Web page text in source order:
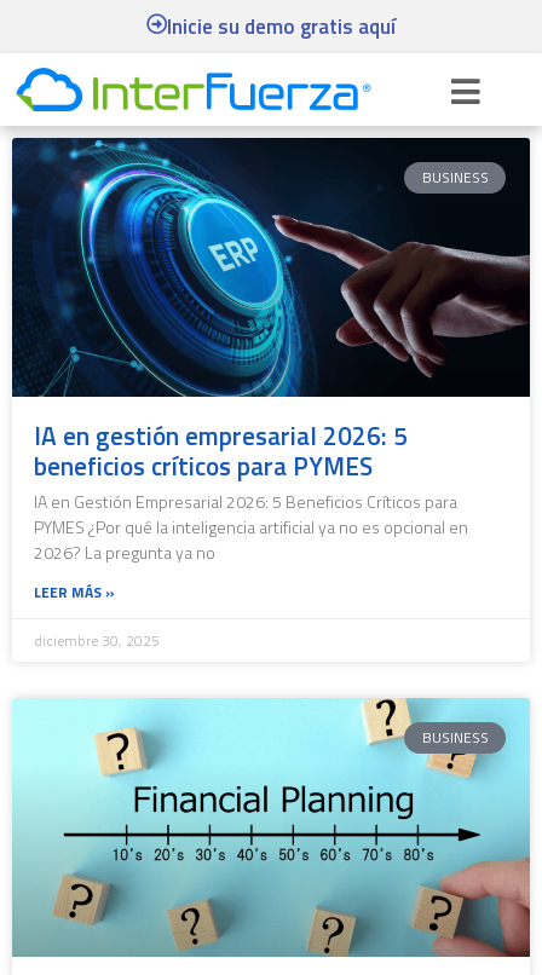
Inicie su demo gratis aquí
BUSINESS
IA en gestión empresarial 2026: 5
beneficios críticos para PYMES
IA en Gestión Empresarial 2026: 5 Beneficios Críticos para
PYMES ¿Por qué la inteligencia artificial ya no es opcional en
2026? La pregunta ya no
LEER MÁS »
diciembre 30, 2025
BUSINESS